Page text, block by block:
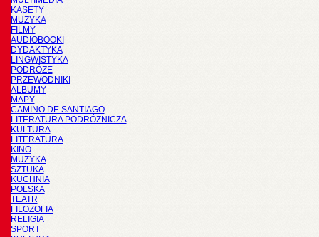
KASETY
MUZYKA
FILMY
AUDIOBOOKI
DYDAKTYKA
LINGWISTYKA
PODRÓŻE
PRZEWODNIKI
ALBUMY
MAPY
CAMINO DE SANTIAGO
LITERATURA PODRÓŻNICZA
KULTURA
LITERATURA
KINO
MUZYKA
SZTUKA
KUCHNIA
POLSKA
TEATR
FILOZOFIA
RELIGIA
SPORT